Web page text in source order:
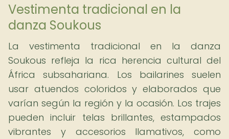
Vestimenta tradicional en la
danza Soukous
La vestimenta tradicional en la danza
Soukous refleja la rica herencia cultural del
África subsahariana. Los bailarines suelen
usar atuendos coloridos y elaborados que
varían según la región y la ocasión. Los trajes
pueden incluir telas brillantes, estampados
vibrantes y accesorios llamativos, como